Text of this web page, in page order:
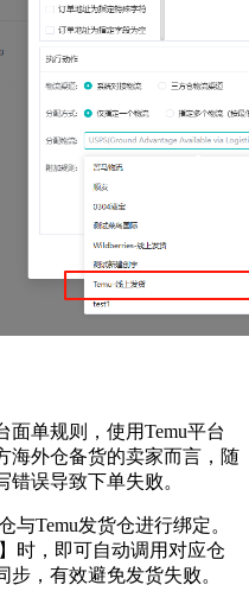
单规则，使用Temu平台
海外仓备货的卖家而言，随
误导致下单失败。
Temu发货仓进行绑定。
时，即可自动调用对应仓
，有效避免发货失败。